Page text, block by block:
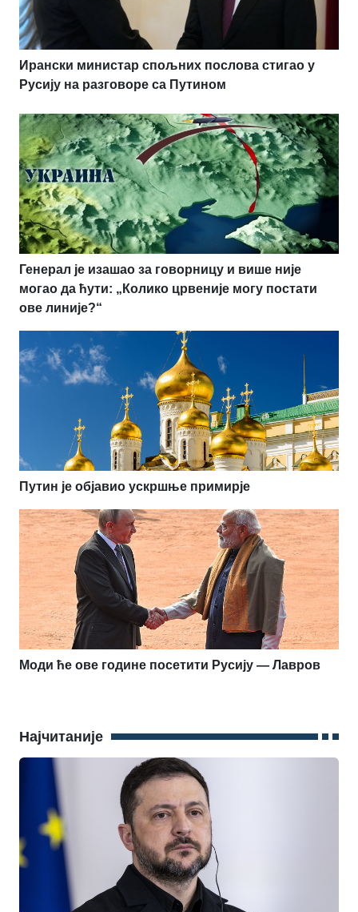
Ирански министар спољних послова стигао у
Русију на разговоре са Путином
Генерал је изашао за говорницу и више није
могао да ћути: „Колико црвеније могу постати
ове линије?“
Путин је објавио ускршње примирје
Моди ће ове године посетити Русију — Лавров
Најчитаније